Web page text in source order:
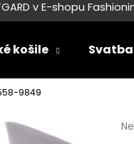
v E-shopu
košile Svatba
9849
HLEDAT